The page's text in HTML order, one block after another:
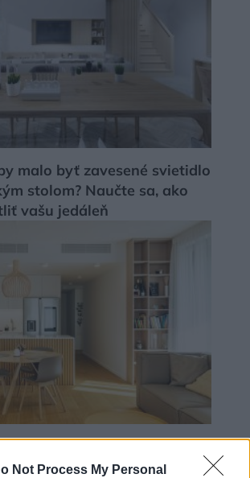
Not Process My Personal
malo byť zavesené svietidlo
stolom? Naučte sa, ako
vašu jedáleň
dreva: Ako to dopadne, keď z
vznikne celý byt?